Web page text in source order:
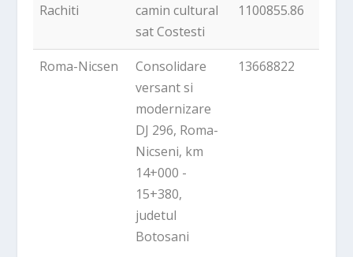
Rachiti
camin cultural
sat Costesti
1100855.86
Roma-Nicsen
Consolidare
versant si
modernizare
DJ 296, Roma-
Nicseni, km
14+000 -
15+380,
judetul
Botosani
13668822